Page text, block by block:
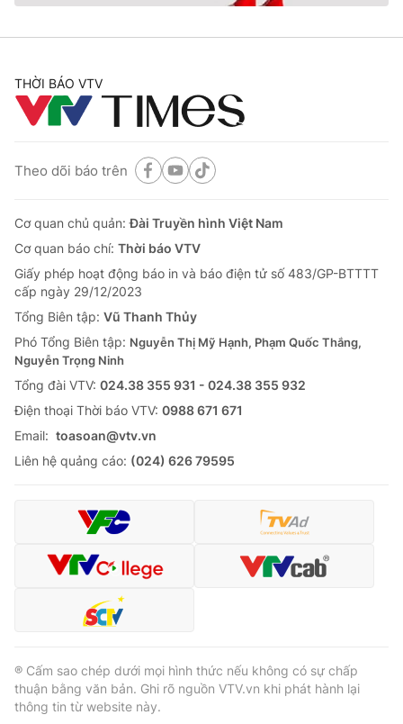
Tư vấn
Chuyên mục khác
Photo Infographic
Video Shorts video
VTV Money VTV Thể thao
VTV Sức khoẻ Bất động sản
Thị trường 24h
VTV4 Vươn mình bằng AI
VTV9
Theo dõi báo trên
THỜI BÁO VTV
Theo dõi báo trên
Cơ quan chủ quản:Đài Truyền hình Việt Nam
Cơ quan báo chí: Thời báo VTV
Giấy phép hoạt động báo in và báo điện tử số 483/GP-BTTTT
cấp ngày 29/12/2023
Tổng Biên tập: Vũ Thanh Thủy
Phó Tổng Biên tập: Nguyễn Thị Mỹ Hạnh, Phạm Quốc Thắng,
Nguyễn Trọng Ninh
Tổng đài VTV: 024.38 355 931 - 024.38 355 932
Ðiện thoại Thời báo VTV: 0988 671 671
Email: toasoan@vtv.vn
Liên hệ quảng cáo: (024) 626 79595
® Cấm sao chép dưới mọi hình thức nếu không có sự chấp
thuận bằng văn bản. Ghi rõ nguồn VTV.vn khi phát hành lại
thông tin từ website này.